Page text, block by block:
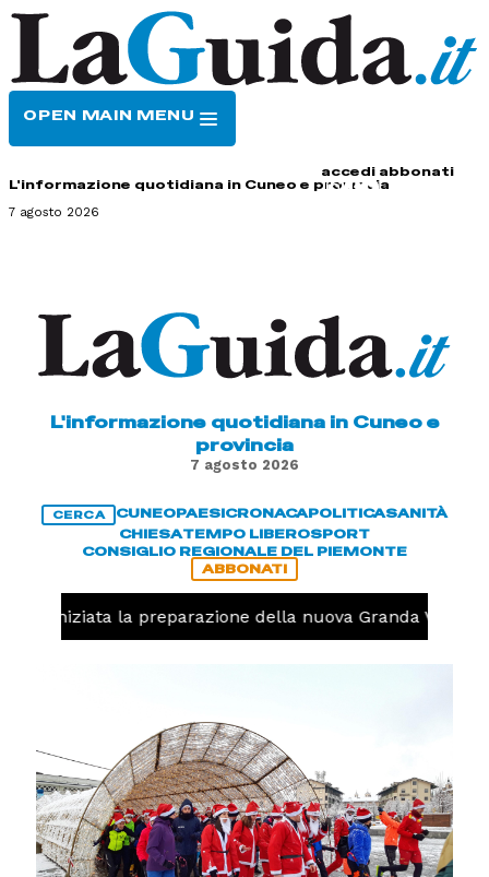
OPEN MAIN MENU
accedi abbonati
L'informazione quotidiana in Cuneo e provincia
7 agosto 2026
L'informazione quotidiana in Cuneo e
provincia
7 agosto 2026
CERCA CUNEOPAESICRONACAPOLITICASANITÀ
CHIESATEMPO LIBEROSPORT
CONSIGLIO REGIONALE DEL PIEMONTE
ABBONATI
iniziata la preparazione della nuova Granda Volley